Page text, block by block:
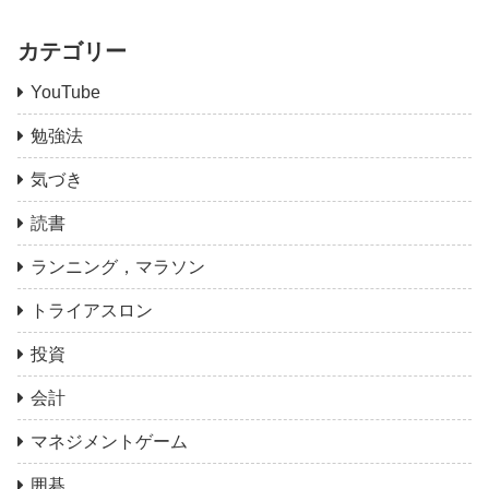
カテゴリー
YouTube
勉強法
気づき
読書
ランニング，マラソン
トライアスロン
投資
会計
マネジメントゲーム